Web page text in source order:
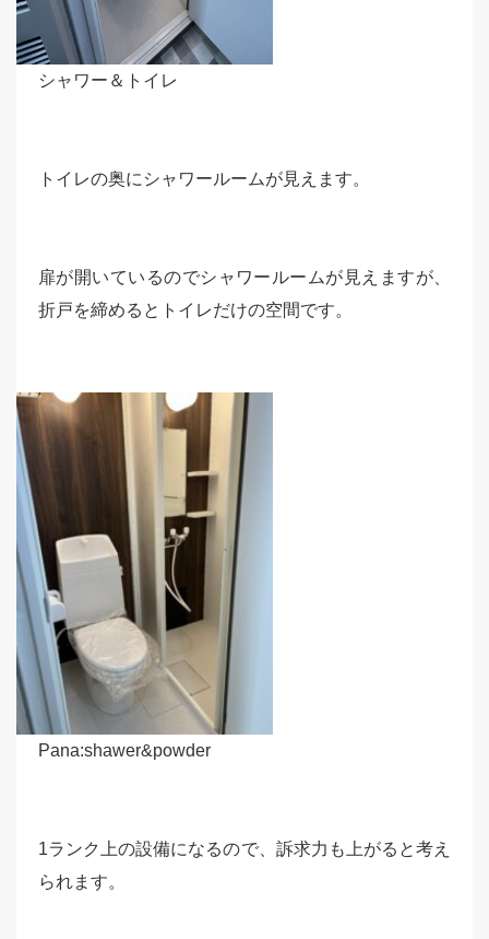
シャワー＆トイレ
トイレの奥にシャワールームが見えます。
扉が開いているのでシャワールームが見えますが、
折戸を締めるとトイレだけの空間です。
Pana:shawer&powder
1ランク上の設備になるので、訴求力も上がると考え
られます。